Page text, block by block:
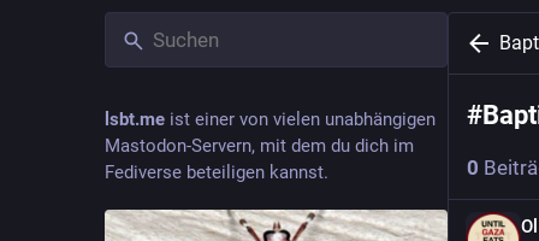
lsbt.me ist einer von vielen unabhängigen
Mastodon-Servern, mit dem du dich im
Fediverse beteiligen kannst.
#
0